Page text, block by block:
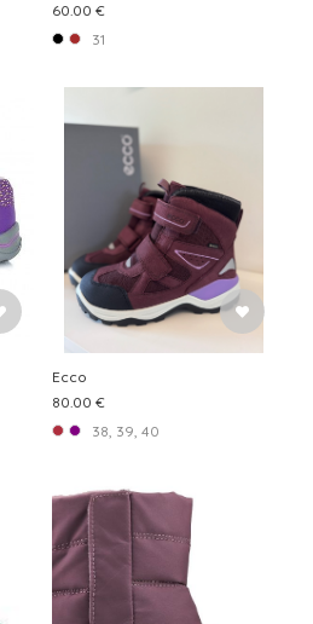
60.00 €
31
Ecco
80.00 €
38, 39, 40